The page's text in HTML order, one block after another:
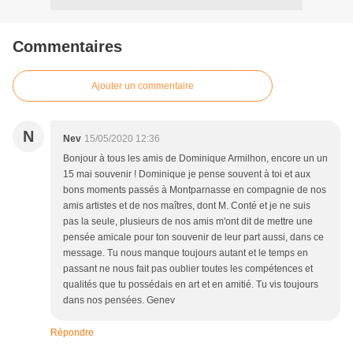
Commentaires
Ajouter un commentaire
N Nev 15/05/2020 12:36
Bonjour à tous les amis de Dominique Armilhon, encore un un
15 mai souvenir ! Dominique je pense souvent à toi et aux
bons moments passés à Montparnasse en compagnie de nos
amis artistes et de nos maîtres, dont M. Conté et je ne suis
pas la seule, plusieurs de nos amis m'ont dit de mettre une
pensée amicale pour ton souvenir de leur part aussi, dans ce
message. Tu nous manque toujours autant et le temps en
passant ne nous fait pas oublier toutes les compétences et
qualités que tu possédais en art et en amitié. Tu vis toujours
dans nos pensées. Genev
Répondre